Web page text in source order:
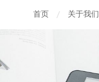
首页 关于我们